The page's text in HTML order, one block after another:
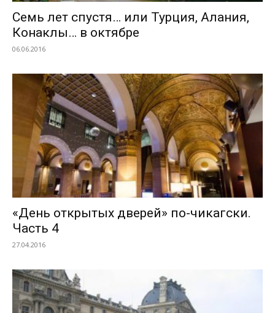
Семь лет спустя… или Турция, Алания,
Конаклы… в октябре
06.06.2016
«День открытых дверей» по-чикагски.
Часть 4
27.04.2016